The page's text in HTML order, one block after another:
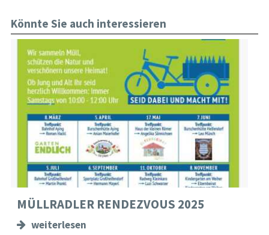
Könnte Sie auch interessieren
MÜLLRADLER RENDEZVOUS 2025
weiterlesen